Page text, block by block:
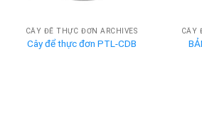
CÂY ĐỂ THỰC ĐƠN ARCHIVES
Cây để thực đơn PTL-CDB
CÂY